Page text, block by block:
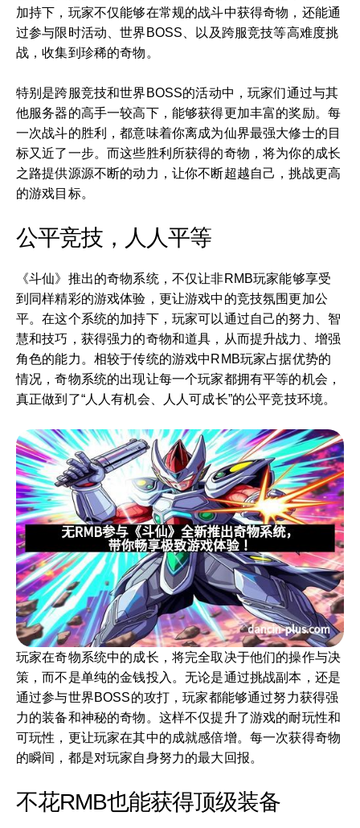
加持下，玩家不仅能够在常规的战斗中获得奇物，还能通
过参与限时活动、世界BOSS、以及跨服竞技等高难度挑
战，收集到珍稀的奇物。
特别是跨服竞技和世界BOSS的活动中，玩家们通过与其
他服务器的高手一较高下，能够获得更加丰富的奖励。每
一次战斗的胜利，都意味着你离成为仙界最强大修士的目
标又近了一步。而这些胜利所获得的奇物，将为你的成长
之路提供源源不断的动力，让你不断超越自己，挑战更高
的游戏目标。
公平竞技，人人平等
《斗仙》推出的奇物系统，不仅让非RMB玩家能够享受
到同样精彩的游戏体验，更让游戏中的竞技氛围更加公
平。在这个系统的加持下，玩家可以通过自己的努力、智
慧和技巧，获得强力的奇物和道具，从而提升战力、增强
角色的能力。相较于传统的游戏中RMB玩家占据优势的
情况，奇物系统的出现让每一个玩家都拥有平等的机会，
真正做到了“人人有机会、人人可成长”的公平竞技环境。
玩家在奇物系统中的成长，将完全取决于他们的操作与决
策，而不是单纯的金钱投入。无论是通过挑战副本，还是
通过参与世界BOSS的攻打，玩家都能够通过努力获得强
力的装备和神秘的奇物。这样不仅提升了游戏的耐玩性和
可玩性，更让玩家在其中的成就感倍增。每一次获得奇物
的瞬间，都是对玩家自身努力的最大回报。
不花RMB也能获得顶级装备